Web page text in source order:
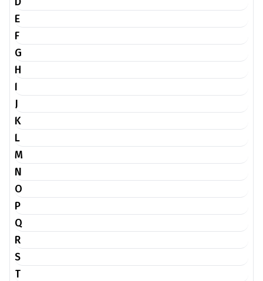
E
F
G
H
I
J
K
L
M
N
O
P
Q
R
S
T